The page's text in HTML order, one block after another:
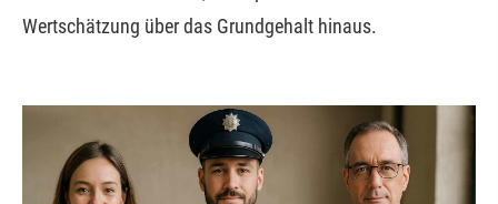
Wertschätzung über das Grundgehalt hinaus.